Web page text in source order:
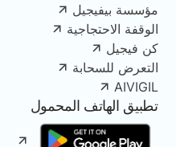
مؤسسة بيفيجيل
الوقفة الاحتجاجية
كن فيجيل
التعرض للسحابة
AIVIGIL
تطبيق الهاتف المحمول